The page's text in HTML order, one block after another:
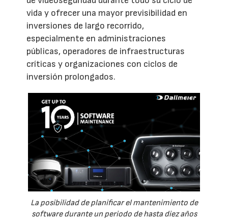
vida y ofrecer una mayor previsibilidad en
inversiones de largo recorrido,
especialmente en administraciones
públicas, operadores de infraestructuras
críticas y organizaciones con ciclos de
inversión prolongados.
La posibilidad de planificar el mantenimiento de
software durante un periodo de hasta diez años